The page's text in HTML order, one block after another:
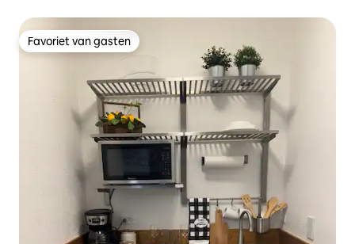
Favoriet van gasten
Favoriet van gasten